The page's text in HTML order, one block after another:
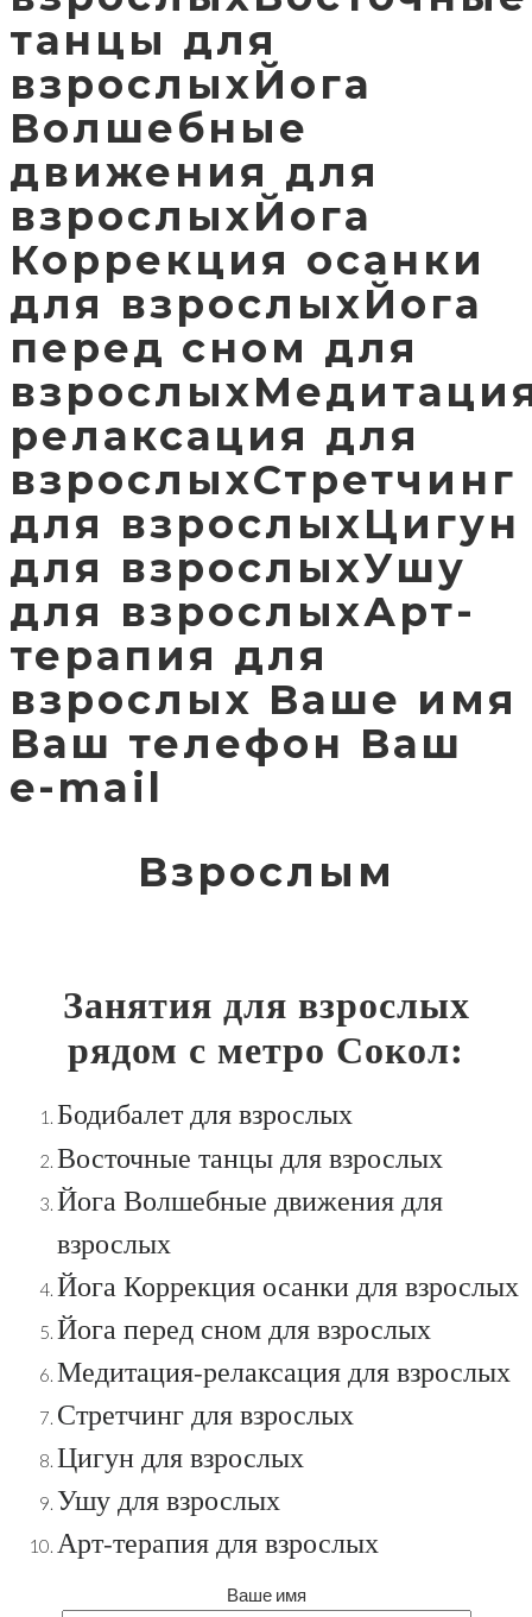
танцы для
взрослыхЙога
Волшебные
движения для
взрослыхЙога
Коррекция осанки
для взрослыхЙога
перед сном для
релаксация для
взрослыхСтретчинг
для взрослыхЦигун
для взрослыхУшу
для взрослыхАрт-
терапия для
взрослых Ваше имя
Ваш телефон Ваш
e-mail
Взрослым
Занятия для взрослых
рядом с метро Сокол:
Бодибалет для взрослых
Восточные танцы для взрослых
Йога Волшебные движения для
взрослых
Йога Коррекция осанки для взрослых
Йога перед сном для взрослых
Медитация-релаксация для взрослых
Стретчинг для взрослых
Цигун для взрослых
Ушу для взрослых
Арт-терапия для взрослых
Ваше имя